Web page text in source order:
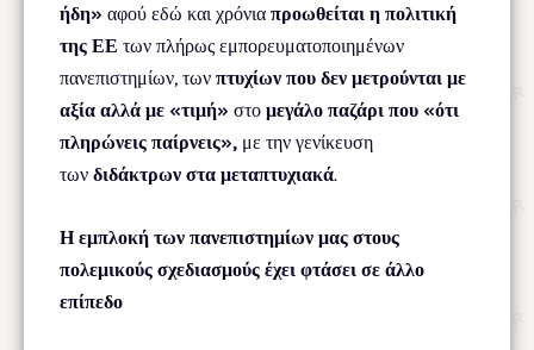
ήδη» αφού εδώ και χρόνια προωθείται η πολιτική
της ΕΕ των πλήρως εμπορευματοποιημένων
πανεπιστημίων, των πτυχίων που δεν μετρούνται με
αξία αλλά με «τιμή» στο μεγάλο παζάρι που «ότι
πληρώνεις παίρνεις», με την γενίκευση
των διδάκτρων στα μεταπτυχιακά.
Η εμπλοκή των πανεπιστημίων μας στους
πολεμικούς σχεδιασμούς έχει φτάσει σε άλλο
επίπεδο